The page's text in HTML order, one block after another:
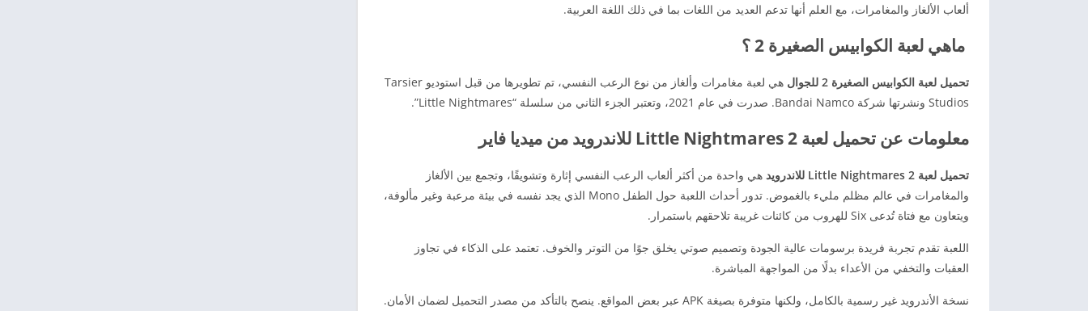
ألعاب الألغاز والمغامرات، مع العلم أنها تدعم العديد من اللغات بما في ذلك اللغة العربية.
ماهي لعبة الكوابيس الصغيرة 2 ؟
تحميل لعبة الكوابيس الصغيرة 2 للجوال
هي لعبة مغامرات وألغاز من نوع الرعب النفسي، تم تطويرها من قبل استوديو Tarsier
Studios ونشرتها شركة Bandai Namco. صدرت في عام 2021، وتعتبر الجزء الثاني من سلسلة “Little Nightmares”.
معلومات عن تحميل لعبة Little Nightmares 2 للاندرويد من ميديا فاير
تحميل لعبة Little Nightmares 2 للاندرويد
هي واحدة من أكثر ألعاب الرعب النفسي إثارة وتشويقًا، وتجمع بين الألغاز
والمغامرات في عالم مظلم مليء بالغموض. تدور أحداث اللعبة حول الطفل Mono الذي يجد نفسه في بيئة مرعبة وغير مألوفة،
ويتعاون مع فتاة تُدعى Six للهروب من كائنات غريبة تلاحقهم باستمرار.
اللعبة تقدم تجربة فريدة برسومات عالية الجودة وتصميم صوتي يخلق جوًا من التوتر والخوف. تعتمد على الذكاء في تجاوز
العقبات والتخفي من الأعداء بدلًا من المواجهة المباشرة.
نسخة الأندرويد غير رسمية بالكامل، ولكنها متوفرة بصيغة APK عبر بعض المواقع. ينصح بالتأكد من مصدر التحميل لضمان الأمان.